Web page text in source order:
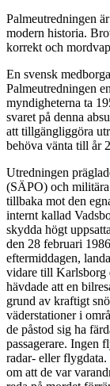
Palmeutredningen
modern historia.
korrekt och
En svensk
Palmeutredningen
myndigheterna ta
svaret på denna
att tillgängliggöra
behöva vänta till år
Utredningen
(SÄPO) och militära
tillbaka mot den
internt kallad
skydda högt
den 28 februari
eftermiddagen,
vidare till Karlsborg
hävdade att en
grund av kraftigt
väderstationer i
de påstod sig ha
passagerare. Ingen
radar- eller flygdata.
om att de var